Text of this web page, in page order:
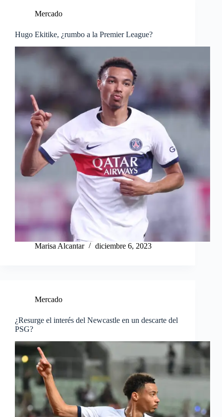
Mercado
Hugo Ekitike, ¿rumbo a la Premier League?
Marisa Alcantar diciembre 6, 2023
Mercado
¿Resurge el interés del Newcastle en un descarte del
PSG?